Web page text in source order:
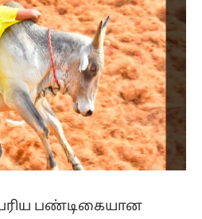
பண்டிகையான